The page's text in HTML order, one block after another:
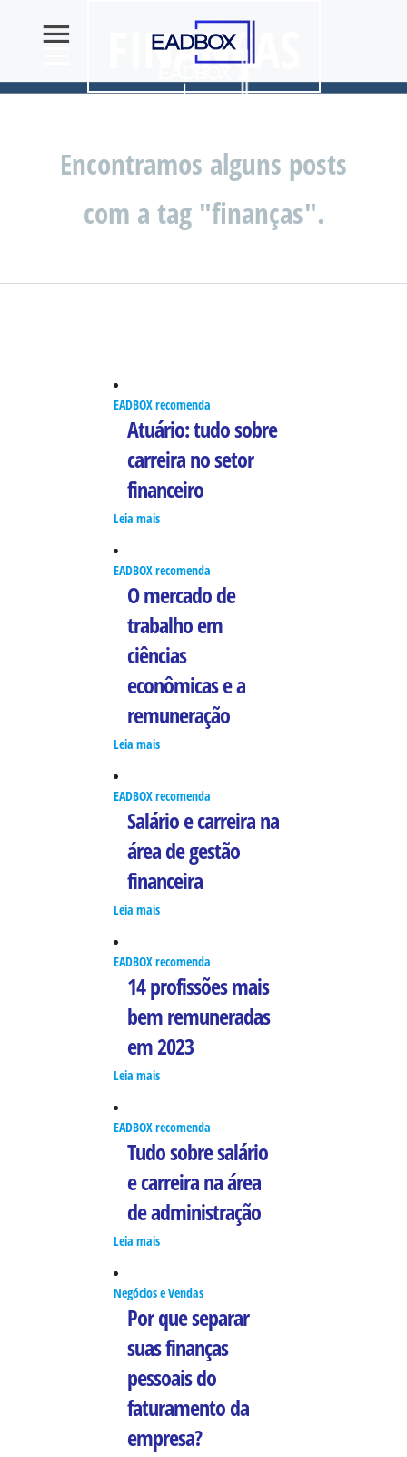
FINANÇAS
Encontramos alguns posts
com a tag "finanças".
EADBOX recomenda
Atuário: tudo sobre
carreira no setor
financeiro
Leia mais
EADBOX recomenda
O mercado de
trabalho em
ciências
econômicas e a
remuneração
Leia mais
EADBOX recomenda
Salário e carreira na
área de gestão
financeira
Leia mais
EADBOX recomenda
14 profissões mais
bem remuneradas
em 2023
Leia mais
EADBOX recomenda
Tudo sobre salário
e carreira na área
de administração
Leia mais
Negócios e Vendas
Por que separar
suas finanças
pessoais do
faturamento da
empresa?